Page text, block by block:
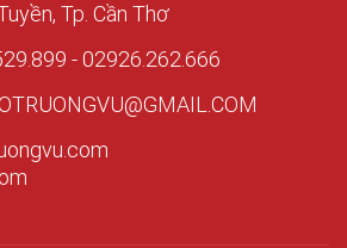
Tp. Cần Thơ
- 02926.262.666